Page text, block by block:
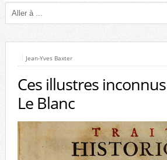
Jean-Yves Baxter
Ces illustres
Le Blanc